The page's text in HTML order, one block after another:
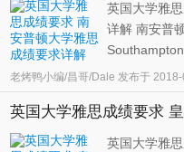
英国大学雅
详解 南安普
市。学校历
院。1902年
独立。互联网
老烤鸭小编/昌哥/Dale 发布于
英国大学雅思成绩要求
英国大学雅